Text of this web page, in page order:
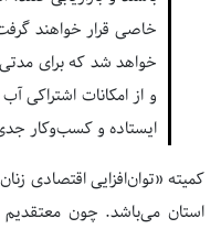
خاصی قرار خواهند
خواهد شد که برای
و از امکانات اشتراکی
ایستاده و کسب‌وکار
کمیته «توان‌افزایی اقتصادی
استان می‌باشد. چون معتقدیم